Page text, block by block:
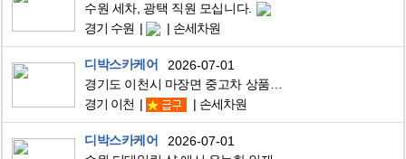
수원 세차, 광택 직원 모십니다.
경기 수원
손세차원
디박스카케어
2026-07-01
경기 이천
손세차원
디박스카케어
2026-07-01